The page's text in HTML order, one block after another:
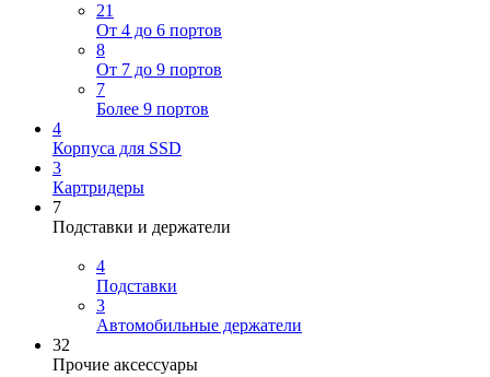
21
От 4 до 6 портов
8
От 7 до 9 портов
7
Более 9 портов
4
Корпуса для SSD
3
Картридеры
7
Подставки и держатели
4
Подставки
3
Автомобильные держатели
32
Прочие аксессуары